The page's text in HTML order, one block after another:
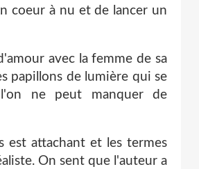
coeur à nu et de lancer un
avec la femme de sa
papillons de lumière qui se
ne peut manquer de
est attachant et les termes
On sent que l'auteur a